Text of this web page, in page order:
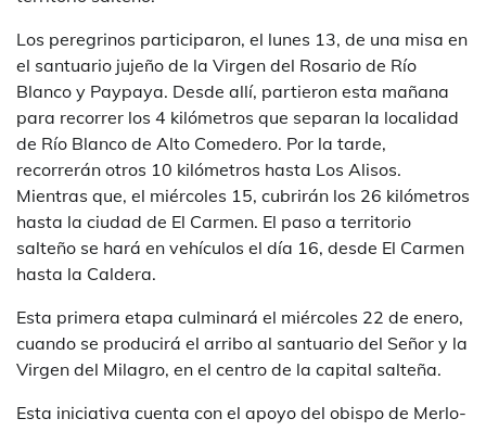
Los peregrinos participaron, el lunes 13, de una misa en
el santuario jujeño de la Virgen del Rosario de Río
Blanco y Paypaya. Desde allí, partieron esta mañana
para recorrer los 4 kilómetros que separan la localidad
de Río Blanco de Alto Comedero. Por la tarde,
recorrerán otros 10 kilómetros hasta Los Alisos.
Mientras que, el miércoles 15, cubrirán los 26 kilómetros
hasta la ciudad de El Carmen. El paso a territorio
salteño se hará en vehículos el día 16, desde El Carmen
hasta la Caldera.
Esta primera etapa culminará el miércoles 22 de enero,
cuando se producirá el arribo al santuario del Señor y la
Virgen del Milagro, en el centro de la capital salteña.
Esta iniciativa cuenta con el apoyo del obispo de Merlo-